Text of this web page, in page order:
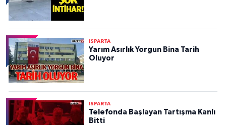
ISPARTA
Yarım Asırlık Yorgun Bina Tarih
Oluyor
ISPARTA
Telefonda Başlayan Tartışma Kanlı
Bitti